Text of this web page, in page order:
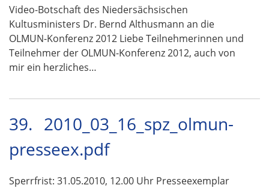
Video-Botschaft des Niedersächsischen
Kultusministers Dr. Bernd Althusmann an die
OLMUN-Konferenz 2012 Liebe Teilnehmerinnen und
Teilnehmer der OLMUN-Konferenz 2012, auch von
mir ein herzliches…
39. 2010_03_16_spz_olmun-
presseex.pdf
Sperrfrist: 31.05.2010, 12.00 Uhr Presseexemplar